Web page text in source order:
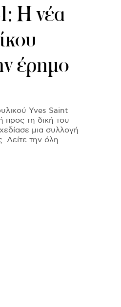
Η νέα
έρημο
Yves Saint
προς τη δική του
μια συλλογή
Δείτε την όλη